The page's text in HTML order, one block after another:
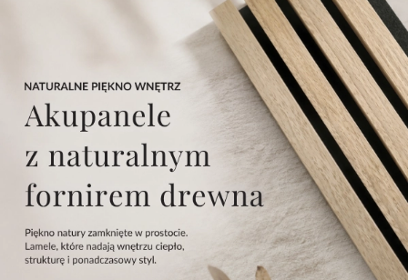
Wybierz coś dla siebie z naszej aktualnej oferty lub
zaloguj się, aby przywrócić dodane produkty do listy
z poprzedniej sesji.